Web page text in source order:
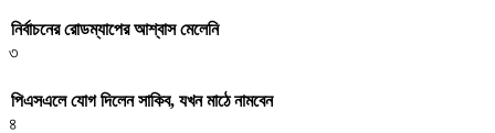
নির্বাচনের রোডম্যাপের আশ্বাস মেলেনি
৩
পিএসএলে যোগ দিলেন সাকিব, যখন মাঠে নামবেন
৪